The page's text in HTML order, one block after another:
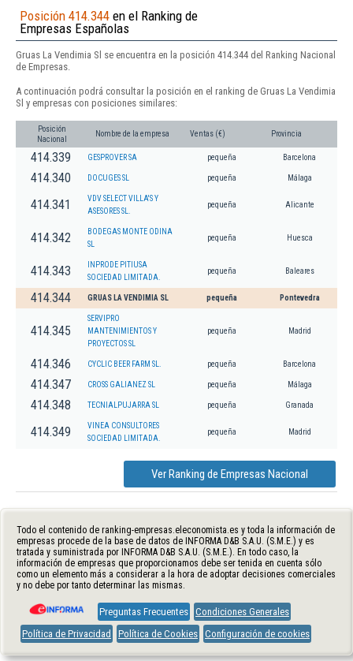
Posición 414.344 en el Ranking de
Empresas Españolas
Gruas La Vendimia Sl se encuentra en la posición 414.344 del Ranking Nacional
de Empresas.
A continuación podrá consultar la posición en el ranking de Gruas La Vendimia
Sl y empresas con posiciones similares:
Posición
Nacional
Nombre de la empresa Ventas (€) Provincia
414.339 GESPROVER SA pequeña Barcelona
414.340 DOCUGES SL pequeña Málaga
414.341
VDV SELECT VILLA'S Y
ASESORES SL.
pequeña Alicante
414.342
BODEGAS MONTE ODINA
SL
pequeña Huesca
414.343
INPRODE PITIUSA
SOCIEDAD LIMITADA.
pequeña Baleares
414.344 GRUAS LA VENDIMIA SL pequeña Pontevedra
414.345
SERVIPRO
MANTENIMIENTOS Y
PROYECTOS SL
pequeña Madrid
414.346 CYCLIC BEER FARM SL. pequeña Barcelona
414.347 CROSS GALIANEZ SL pequeña Málaga
414.348 TECNIALPUJARRA SL pequeña Granada
414.349
VINEA CONSULTORES
SOCIEDAD LIMITADA.
pequeña Madrid
Ver Ranking de Empresas Nacional
Todo el contenido de ranking-empresas.eleconomista.es y toda la información de
empresas procede de la base de datos de INFORMA D&B S.A.U. (S.M.E.) y es
tratada y suministrada por INFORMA D&B S.A.U. (S.M.E.). En todo caso, la
información de empresas que proporcionamos debe ser tenida en cuenta sólo
como un elemento más a considerar a la hora de adoptar decisiones comerciales
y no debe por tanto determinar las mismas.
Preguntas Frecuentes Condiciones Generales
Política de Privacidad
Política de Cookies Configuración de cookies